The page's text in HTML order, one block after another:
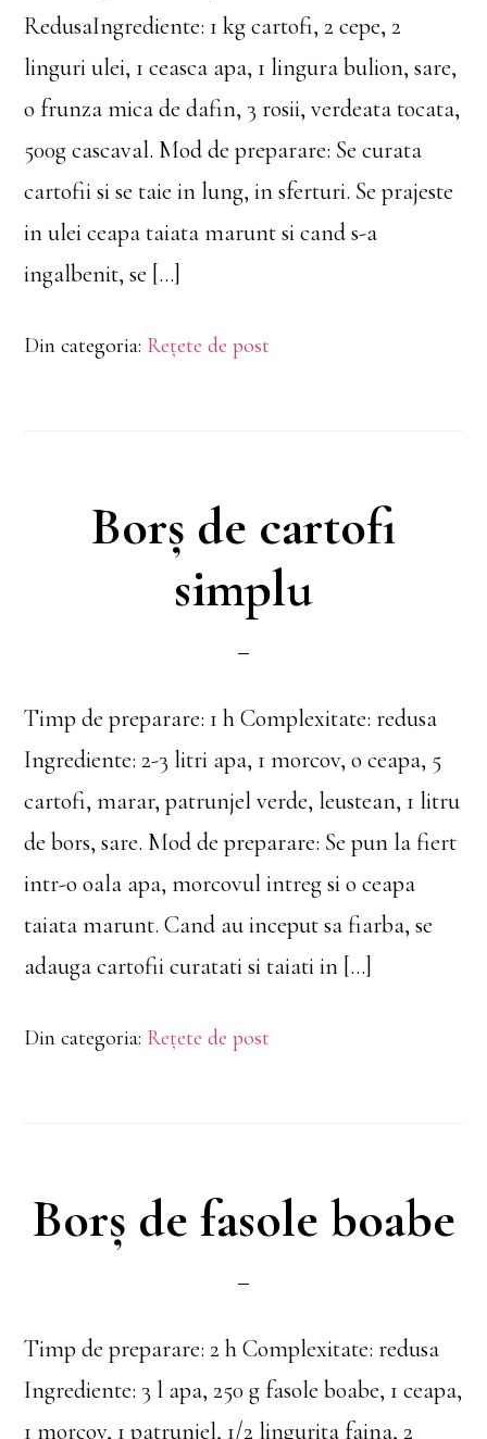
RedusaIngrediente: 1 kg cartofi, 2 cepe, 2
linguri ulei, 1 ceasca apa, 1 lingura bulion, sare,
o frunza mica de dafin, 3 rosii, verdeata tocata,
500g cascaval. Mod de preparare: Se curata
cartofii si se taie in lung, in sferturi. Se prajeste
in ulei ceapa taiata marunt si cand s-a
ingalbenit, se […]
Din categoria: Rețete de post
Borș de cartofi
simplu
Timp de preparare: 1 h Complexitate: redusa
Ingrediente: 2-3 litri apa, 1 morcov, o ceapa, 5
cartofi, marar, patrunjel verde, leustean, 1 litru
de bors, sare. Mod de preparare: Se pun la fiert
intr-o oala apa, morcovul intreg si o ceapa
taiata marunt. Cand au inceput sa fiarba, se
adauga cartofii curatati si taiati in […]
Din categoria: Rețete de post
Borș de fasole boabe
Timp de preparare: 2 h Complexitate: redusa
Ingrediente: 3 l apa, 250 g fasole boabe, 1 ceapa,
1 morcov, 1 patrunjel, 1/2 lingurita faina, 2